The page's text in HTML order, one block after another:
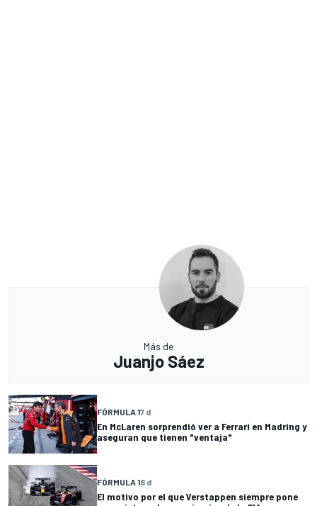
Más de
Juanjo Sáez
FÓRMULA 17 d
En McLaren sorprendió ver a Ferrari en Madring y
aseguran que tienen "ventaja"
FÓRMULA 18 d
El motivo por el que Verstappen siempre pone